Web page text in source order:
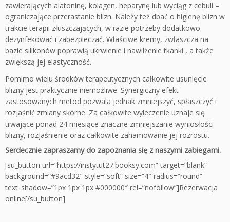
zawierających alatoninę, kolagen, heparynę lub wyciąg z cebuli –
ograniczające przerastanie blizn. Należy też dbać o higienę blizn w
trakcie terapii złuszczających, w razie potrzeby dodatkowo
dezynfekować i zabezpieczać. Właściwe kremy, zwłaszcza na
bazie silikonów poprawią ukrwienie i nawilżenie tkanki , a także
zwiększą jej elastyczność.
Pomimo wielu środków terapeutycznych całkowite usunięcie
blizny jest praktycznie niemożliwe. Synergiczny efekt
zastosowanych metod pozwala jednak zmniejszyć, spłaszczyć i
rozjaśnić zmiany skórne. Za całkowite wyleczenie uznaje się
trwające ponad 24 miesiące znaczne zmniejszanie wyniosłości
blizny, rozjaśnienie oraz całkowite zahamowanie jej rozrostu.
Serdecznie zapraszamy do zapoznania się z naszymi zabiegami.
[su_button url=”https://instytut27.booksy.com” target=”blank”
background=”#9acd32″ style=”soft” size=”4″ radius=”round”
text_shadow=”1px 1px 1px #000000″ rel=”nofollow”]Rezerwacja
online[/su_button]